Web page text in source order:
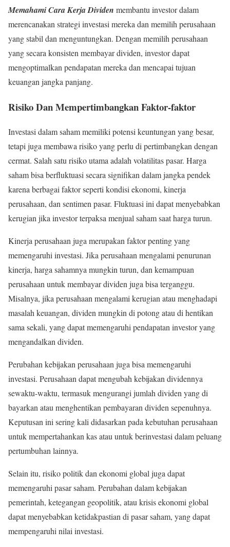
Memahami Cara Kerja Dividen membantu investor dalam
merencanakan strategi investasi mereka dan memilih perusahaan
yang stabil dan menguntungkan. Dengan memilih perusahaan
yang secara konsisten membayar dividen, investor dapat
mengoptimalkan pendapatan mereka dan mencapai tujuan
keuangan jangka panjang.
Risiko Dan Mempertimbangkan Faktor-faktor
Investasi dalam saham memiliki potensi keuntungan yang besar,
tetapi juga membawa risiko yang perlu di pertimbangkan dengan
cermat. Salah satu risiko utama adalah volatilitas pasar. Harga
saham bisa berfluktuasi secara signifikan dalam jangka pendek
karena berbagai faktor seperti kondisi ekonomi, kinerja
perusahaan, dan sentimen pasar. Fluktuasi ini dapat menyebabkan
kerugian jika investor terpaksa menjual saham saat harga turun.
Kinerja perusahaan juga merupakan faktor penting yang
memengaruhi investasi. Jika perusahaan mengalami penurunan
kinerja, harga sahamnya mungkin turun, dan kemampuan
perusahaan untuk membayar dividen juga bisa terganggu.
Misalnya, jika perusahaan mengalami kerugian atau menghadapi
masalah keuangan, dividen mungkin di potong atau di hentikan
sama sekali, yang dapat memengaruhi pendapatan investor yang
mengandalkan dividen.
Perubahan kebijakan perusahaan juga bisa memengaruhi
investasi. Perusahaan dapat mengubah kebijakan dividennya
sewaktu-waktu, termasuk mengurangi jumlah dividen yang di
bayarkan atau menghentikan pembayaran dividen sepenuhnya.
Keputusan ini sering kali didasarkan pada kebutuhan perusahaan
untuk mempertahankan kas atau untuk berinvestasi dalam peluang
pertumbuhan lainnya.
Selain itu, risiko politik dan ekonomi global juga dapat
memengaruhi pasar saham. Perubahan dalam kebijakan
pemerintah, ketegangan geopolitik, atau krisis ekonomi global
dapat menyebabkan ketidakpastian di pasar saham, yang dapat
mempengaruhi nilai investasi.